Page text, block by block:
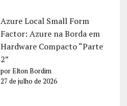
Azure Local Small Form
Factor: Azure na Borda em
Hardware Compacto “Parte
2”
por Elton Bordim
27 de julho de 2026